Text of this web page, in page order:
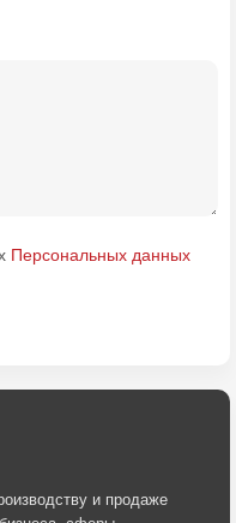
Персональных данных
и продаже